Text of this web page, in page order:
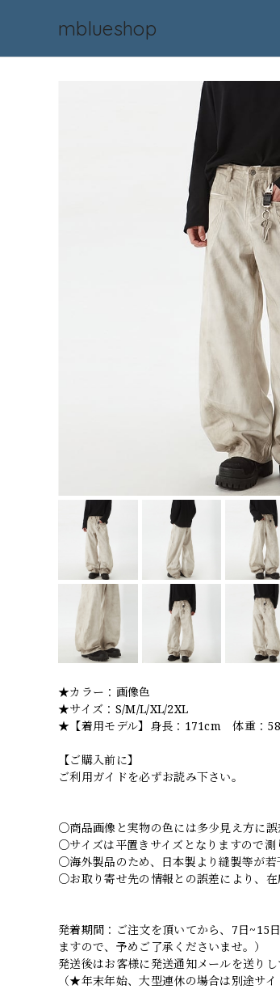
mblueshop
★カラー：画像色
★サイズ：S/M/L/XL/2XL
★【着用モデル】身長：171cm 体重：
【ご購入前に】
ご利用ガイドを必ずお読み下さい。
○商品画像と実物の色には多少見え方に誤
○サイズは平置きサイズとなりますので測
○海外製品のため、日本製より縫製等が若
○お取り寄せ先の情報との誤差により、在
発着期間：ご注文を頂いてから、7日~15
ますので、予めご了承くださいませ。）
発送後はお客様に発送通知メールを送り
（★年末年始、大型連休の場合は別途サイ